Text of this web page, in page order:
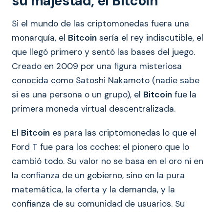
Si el mundo de las criptomonedas fuera una
monarquía, el Bitcoin sería el rey indiscutible, el
que llegó primero y sentó las bases del juego.
Creado en 2009 por una figura misteriosa
conocida como Satoshi Nakamoto (nadie sabe
si es una persona o un grupo), el Bitcoin fue la
primera moneda virtual descentralizada.
El Bitcoin es para las criptomonedas lo que el
Ford T fue para los coches: el pionero que lo
cambió todo. Su valor no se basa en el oro ni en
la confianza de un gobierno, sino en la pura
matemática, la oferta y la demanda, y la
confianza de su comunidad de usuarios. Su